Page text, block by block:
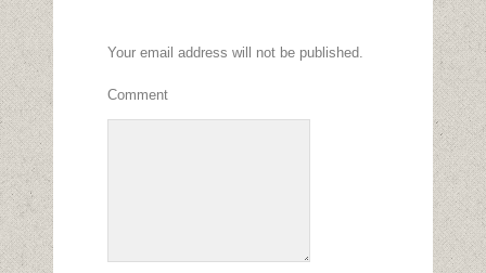
Your email address will not be published.
Comment